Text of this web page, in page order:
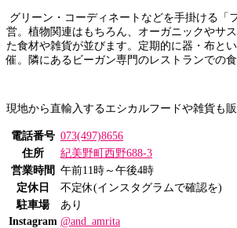
グリーン・コーディネートなどを手掛ける「
営。植物関連はもちろん、オーガニックやサ
た食材や雑貨が並びます。定期的に器・布と
催。隣にあるビーガン専門のレストランでの食
現地から直輸入するエシカルフードや雑貨も
電話番号 073(497)8656
住所
紀美野町西野688-3
営業時間 午前11時～午後4時
定休日
不定休(インスタグラムで確認を)
駐車場
あり
Instagram @and_amrita